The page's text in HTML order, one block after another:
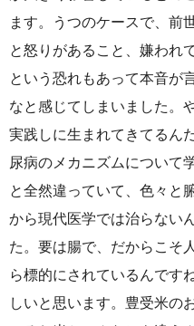
ます。うつのケースで、前
と怒りがあること、嫌われ
という恐れもあって本音が
なと感じてしまいました。
実践しに生まれてきてるん
尿病のメカニズムについて
と全然違っていて、色々と
から現代医学では治らない
た。要は腸で、だからこそ
ら標的にされているんです
しいと思います。豊受米の